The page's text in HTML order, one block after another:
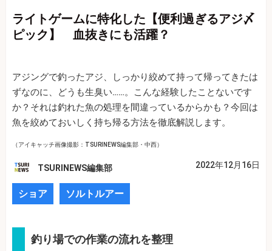
ライトゲームに特化した【便利過ぎるアジ〆
ピック】 血抜きにも活躍？
アジングで釣ったアジ、しっかり絞めて持って帰ってきたは
ずなのに、どうも生臭い……。こんな経験したことないです
か？それは釣れた魚の処理を間違っているからかも？今回は
魚を絞めておいしく持ち帰る方法を徹底解説します。
（アイキャッチ画像撮影：TSURINEWS編集部・中西）
TSURINEWS編集部 2022年12月16日
ショア ソルトルアー
釣り場での作業の流れを整理